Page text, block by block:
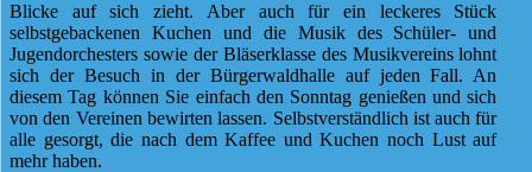
Blicke auf sich zieht. Aber auch für ein leckeres Stück
selbstgebackenen Kuchen und die Musik des Schüler- und
Jugendorchesters sowie der Bläserklasse des Musikvereins lohnt
sich der Besuch in der Bürgerwaldhalle auf jeden Fall. An
diesem Tag können Sie einfach den Sonntag genießen und sich
von den Vereinen bewirten lassen. Selbstverständlich ist auch für
alle gesorgt, die nach dem Kaffee und Kuchen noch Lust auf
mehr haben.